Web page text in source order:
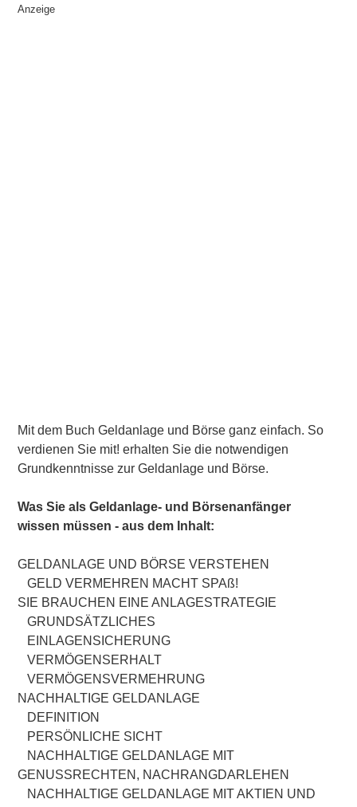
Anzeige
Mit dem BuchGeldanlage und Börse ganz einfach. So
verdienen Sie mit! erhalten Sie die notwendigen
Grundkenntnisse zur Geldanlage und Börse.
Was Sie als Geldanlage- und Börsenanfänger
wissen müssen - aus dem Inhalt:
GELDANLAGE UND BÖRSE VERSTEHEN
GELD VERMEHREN MACHT SPAß!
SIE BRAUCHEN EINE ANLAGESTRATEGIE
GRUNDSÄTZLICHES
EINLAGENSICHERUNG
VERMÖGENSERHALT
VERMÖGENSVERMEHRUNG
NACHHALTIGE GELDANLAGE
DEFINITION
PERSÖNLICHE SICHT
NACHHALTIGE GELDANLAGE MIT
GENUSSRECHTEN, NACHRANGDARLEHEN
NACHHALTIGE GELDANLAGE MIT AKTIEN UND